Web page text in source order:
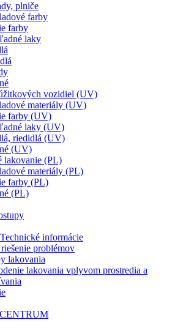
plniče
farby
farby
laky
vozidiel (UV)
materiály (UV)
farby (UV)
laky (UV)
riedidlá (UV)
(UV)
lakovanie (PL)
materiály (PL)
farby (PL)
(PL)
informácie
problémov
lakovania
lakovania vplyvom prostredia a